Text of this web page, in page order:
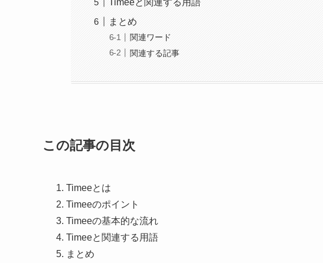
まとめ
関連ワード
関連する記事
この記事の目次
Timeeとは
Timeeのポイント
Timeeの基本的な流れ
Timeeと関連する用語
まとめ